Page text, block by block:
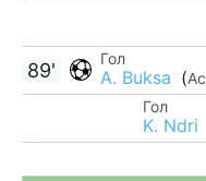
Гол
A. Buksa (
89'
Гол
K. Ndri